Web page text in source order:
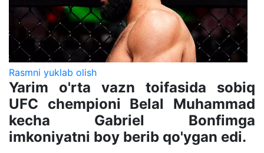
Rasmni yuklab olish
Yarim o'rta vazn toifasida sobiq
UFC chempioni Belal Muhammad
kecha Gabriel Bonfimga
imkoniyatni boy berib qo'ygan edi.